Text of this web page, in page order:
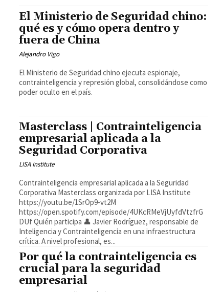
El Ministerio de Seguridad chino:
qué es y cómo opera dentro y
fuera de China
Alejandro Vigo
El Ministerio de Seguridad chino ejecuta espionaje,
contrainteligencia y represión global, consolidándose como
poder oculto en el país.
Masterclass | Contrainteligencia
empresarial aplicada a la
Seguridad Corporativa
LISA Institute
Contrainteligencia empresarial aplicada a la Seguridad
Corporativa Masterclass organizada por LISA Institute
https://youtu.be/1SrOp9-vt2M
https://open.spotify.com/episode/4UKcRMeVjUyfdVtzfrG
DUf Quién participa 👤 Javier Rodríguez, responsable de
Inteligencia y Contrainteligencia en una infraestructura
crítica. A nivel profesional, es...
Por qué la contrainteligencia es
crucial para la seguridad
empresarial